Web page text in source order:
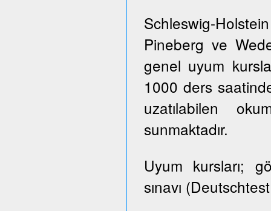
Schleswig-
Pineberg ve
genel uyum
1000 ders
uzatılabilen
sunmaktadır.
Uyum kursları;
sınavı